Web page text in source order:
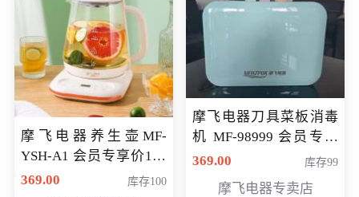
摩飞电器养生壶MF-
YSH-A1 会员专享价198
元
369.00 库存100
摩飞电器刀具菜板消毒
机 MF-98999 会员专享
价286元
369.00 库存99
摩飞电器专卖店